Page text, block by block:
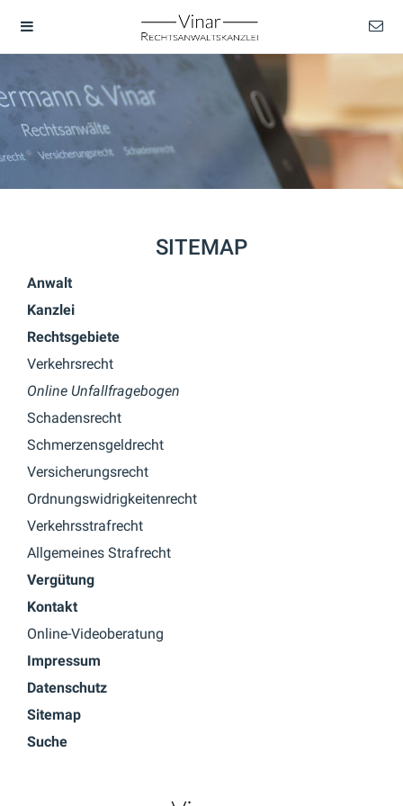
SITEMAP
Anwalt
Kanzlei
Rechtsgebiete
Verkehrsrecht
Online Unfallfragebogen
Schadensrecht
Schmerzensgeldrecht
Versicherungsrecht
Ordnungswidrigkeitenrecht
Verkehrsstrafrecht
Allgemeines Strafrecht
Vergütung
Kontakt
Online-Videoberatung
Impressum
Datenschutz
Sitemap
Suche